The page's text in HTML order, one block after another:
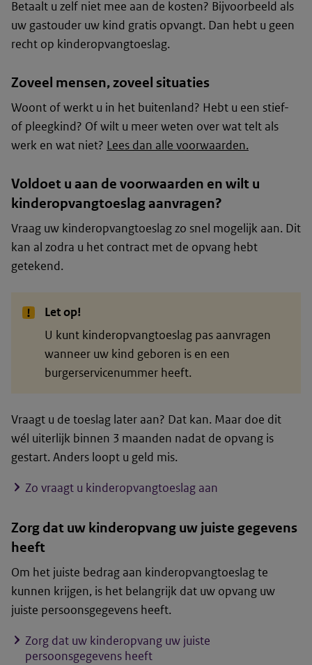
Betaalt u zelf niet mee aan de kosten? Bijvoorbeeld als
uw gastouder uw kind gratis opvangt. Dan hebt u geen
recht op kinderopvangtoeslag.
Zoveel mensen, zoveel situaties
Woont of werkt u in het buitenland? Hebt u een stief-
of pleegkind? Of wilt u meer weten over wat telt als
werk en wat niet? Lees dan alle voorwaarden.
Voldoet u aan de voorwaarden en wilt u
kinderopvangtoeslag aanvragen?
Vraag uw kinderopvangtoeslag zo snel mogelijk aan. Dit
kan al zodra u het contract met de opvang hebt
getekend.
Let op!
U kunt kinderopvangtoeslag pas aanvragen
wanneer uw kind geboren is en een
burgerservicenummer heeft.
Vraagt u de toeslag later aan? Dat kan. Maar doe dit
wél uiterlijk binnen 3 maanden nadat de opvang is
gestart. Anders loopt u geld mis.
Zo vraagt u kinderopvangtoeslag aan
Zorg dat uw kinderopvang uw juiste gegevens
heeft
Om het juiste bedrag aan kinderopvangtoeslag te
kunnen krijgen, is het belangrijk dat uw opvang uw
juiste persoonsgegevens heeft.
Zorg dat uw kinderopvang uw juiste
persoonsgegevens heeft